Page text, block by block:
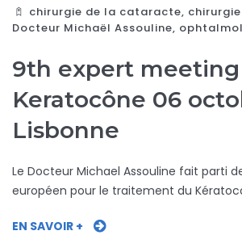
chirurgie de la cataracte,
Docteur Michaël Assouline,
9th expert meeting
Keratocône 06
Lisbonne
Le Docteur Michael Assouline fait parti
européen pour le traitement du
EN SAVOIR +